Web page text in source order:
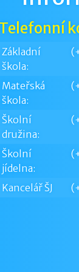
Telefonní
Základní
škola:
Mateřská
škola:
Školní
družina:
Školní
jídelna:
Kancelář ŠJ